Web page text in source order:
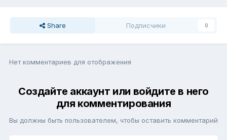
Share Подписчики 0
Нет комментариев для отображения
Создайте аккаунт или войдите в него
для комментирования
Вы должны быть пользователем, чтобы оставить комментарий